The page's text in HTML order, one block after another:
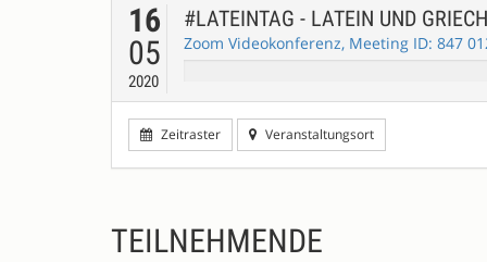
16
05
2020
#LATEINTAG - LATEIN UND
Zoom Videokonferenz, Meeting ID: 847
Zeitraster Veranstaltungsort
TEILNEHMENDE